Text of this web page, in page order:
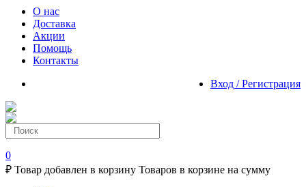
О нас
Доставка
Акции
Помощь
Контакты
Вход / Регистрация
0
₽ Товар добавлен в корзину Товаров в корзине на сумму